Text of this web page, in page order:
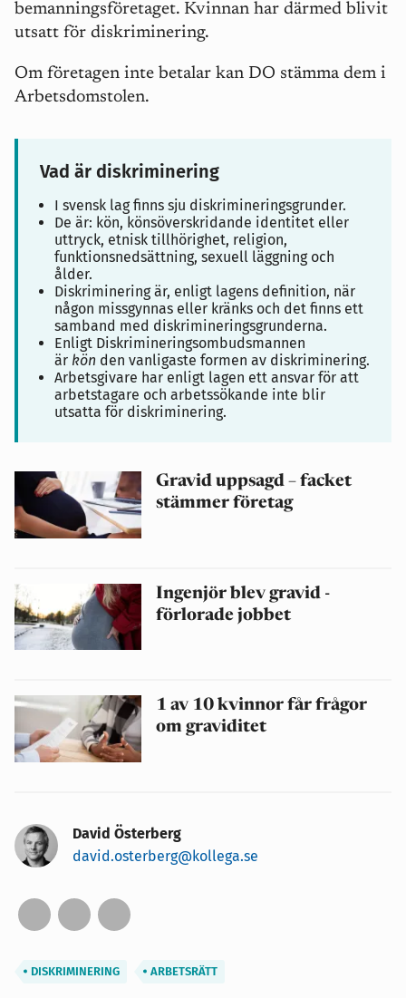
bemanningsföretaget. Kvinnan har därmed blivit
utsatt för diskriminering.
Om företagen inte betalar kan DO stämma dem i
Arbetsdomstolen.
Vad är diskriminering
I svensk lag finns sju diskrimineringsgrunder.
De är: kön, könsöverskridande identitet eller
uttryck, etnisk tillhörighet, religion,
funktionsnedsättning, sexuell läggning och
ålder.
Diskriminering är, enligt lagens definition, när
någon missgynnas eller kränks och det finns ett
samband med diskrimineringsgrunderna.
Enligt Diskrimineringsombudsmannen
är kön den vanligaste formen av diskriminering.
Arbetsgivare har enligt lagen ett ansvar för att
arbetstagare och arbetssökande inte blir
utsatta för diskriminering.
Gravid uppsagd – facket
stämmer företag
Ingenjör blev gravid -
förlorade jobbet
1 av 10 kvinnor får frågor
om graviditet
David Österberg
david.osterberg@kollega.se
DISKRIMINERING ARBETSRÄTT